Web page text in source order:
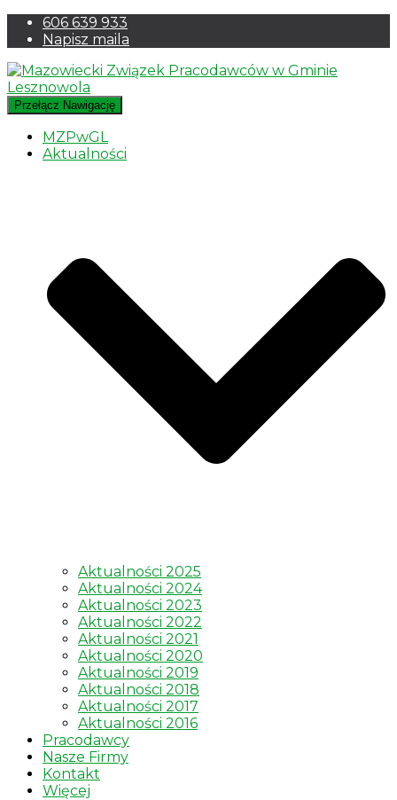
606 639 933
Napisz maila
Przełącz Nawigację
MZPwGL
Aktualności
Aktualności 2025
Aktualności 2024
Aktualności 2023
Aktualności 2022
Aktualności 2021
Aktualności 2020
Aktualności 2019
Aktualności 2018
Aktualności 2017
Aktualności 2016
Pracodawcy
Nasze Firmy
Kontakt
Więcej